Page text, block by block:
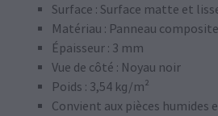
Surface : Surface matte et
Matériau : Panneau
Épaisseur : 3 mm
Vue de côté : Noyau noir
Poids : 3,54 kg/m²
Convient aux pièces humides